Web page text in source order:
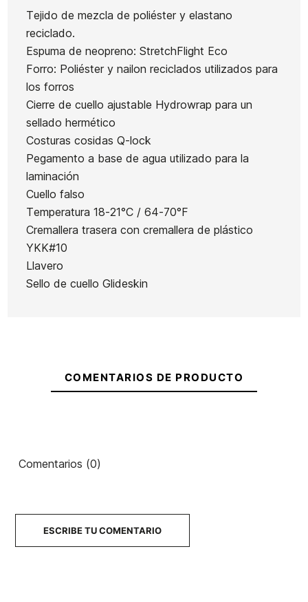
Tejido de mezcla de poliéster y elastano
reciclado.
Espuma de neopreno: StretchFlight Eco
Forro: Poliéster y nailon reciclados utilizados para
los forros
Cierre de cuello ajustable Hydrowrap para un
sellado hermético
Costuras cosidas Q-lock
Pegamento a base de agua utilizado para la
laminación
Cuello falso
Temperatura 18-21°C / 64-70°F
Cremallera trasera con cremallera de plástico
YKK#10
Llavero
Sello de cuello Glideskin
Sessions
CZ 4/3
Spring 2/2
210,00 € 210,00 € 209,00 € 200,00 € -25%
COMENTARIOS DE PRODUCTO
Comentarios (0)
ESCRIBE TU COMENTARIO